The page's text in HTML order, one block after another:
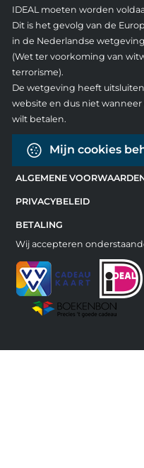
IDEAL moeten worden
Dit is het gevolg van de
in de Nederlandse
(Wet ter voorkoming van
terrorisme).
De wetgeving heeft
website en dus niet
wilt betalen.
Mijn cookies
ALGEMENE
PRIVACYBELEID
BETALING
Wij accepteren